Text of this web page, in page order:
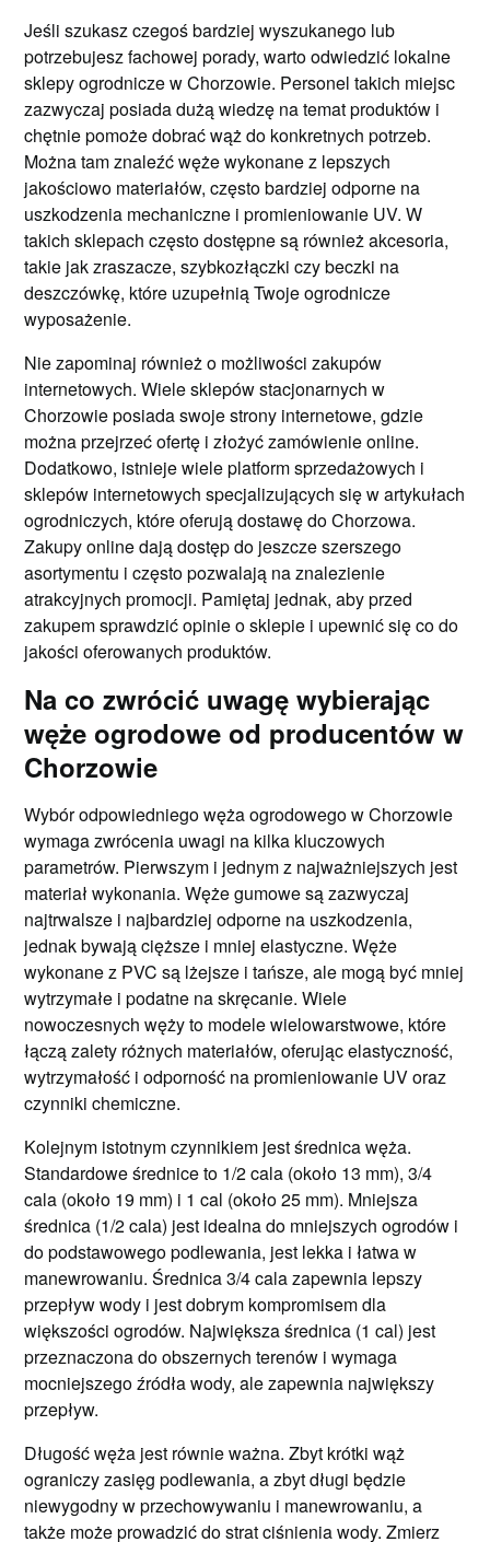
Jeśli szukasz czegoś bardziej wyszukanego lub
potrzebujesz fachowej porady, warto odwiedzić lokalne
sklepy ogrodnicze w Chorzowie. Personel takich miejsc
zazwyczaj posiada dużą wiedzę na temat produktów i
chętnie pomoże dobrać wąż do konkretnych potrzeb.
Można tam znaleźć węże wykonane z lepszych
jakościowo materiałów, często bardziej odporne na
uszkodzenia mechaniczne i promieniowanie UV. W
takich sklepach często dostępne są również akcesoria,
takie jak zraszacze, szybkozłączki czy beczki na
deszczówkę, które uzupełnią Twoje ogrodnicze
wyposażenie.
Nie zapominaj również o możliwości zakupów
internetowych. Wiele sklepów stacjonarnych w
Chorzowie posiada swoje strony internetowe, gdzie
można przejrzeć ofertę i złożyć zamówienie online.
Dodatkowo, istnieje wiele platform sprzedażowych i
sklepów internetowych specjalizujących się w artykułach
ogrodniczych, które oferują dostawę do Chorzowa.
Zakupy online dają dostęp do jeszcze szerszego
asortymentu i często pozwalają na znalezienie
atrakcyjnych promocji. Pamiętaj jednak, aby przed
zakupem sprawdzić opinie o sklepie i upewnić się co do
jakości oferowanych produktów.
Na co zwrócić uwagę wybierając
węże ogrodowe od producentów w
Chorzowie
Wybór odpowiedniego węża ogrodowego w Chorzowie
wymaga zwrócenia uwagi na kilka kluczowych
parametrów. Pierwszym i jednym z najważniejszych jest
materiał wykonania. Węże gumowe są zazwyczaj
najtrwalsze i najbardziej odporne na uszkodzenia,
jednak bywają cięższe i mniej elastyczne. Węże
wykonane z PVC są lżejsze i tańsze, ale mogą być mniej
wytrzymałe i podatne na skręcanie. Wiele
nowoczesnych węży to modele wielowarstwowe, które
łączą zalety różnych materiałów, oferując elastyczność,
wytrzymałość i odporność na promieniowanie UV oraz
czynniki chemiczne.
Kolejnym istotnym czynnikiem jest średnica węża.
Standardowe średnice to 1/2 cala (około 13 mm), 3/4
cala (około 19 mm) i 1 cal (około 25 mm). Mniejsza
średnica (1/2 cala) jest idealna do mniejszych ogrodów i
do podstawowego podlewania, jest lekka i łatwa w
manewrowaniu. Średnica 3/4 cala zapewnia lepszy
przepływ wody i jest dobrym kompromisem dla
większości ogrodów. Największa średnica (1 cal) jest
przeznaczona do obszernych terenów i wymaga
mocniejszego źródła wody, ale zapewnia największy
przepływ.
Długość węża jest równie ważna. Zbyt krótki wąż
ograniczy zasięg podlewania, a zbyt długi będzie
niewygodny w przechowywaniu i manewrowaniu, a
także może prowadzić do strat ciśnienia wody. Zmierz